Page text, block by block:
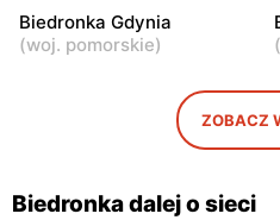
111b
Warszawa, ul. Obozowa 16
11
Biedronka Gdynia
(woj. pomorskie)
(
ZOBACZ
Biedronka dalej o sieci